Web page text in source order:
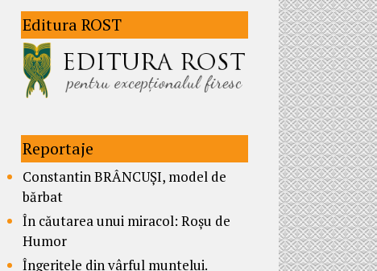
Editura ROST
Reportaje
Constantin BRÂNCUȘI, model de
bărbat
În căutarea unui miracol: Roșu de
Humor
Îngerițele din vârful muntelui.